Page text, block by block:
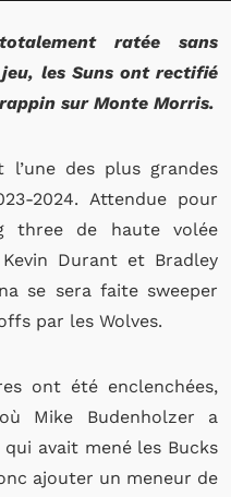
ratée sans
les Suns ont rectifié
sur Monte Morris.
l’une des plus grandes
2024. Attendue pour
de haute volée
Durant et Bradley
se sera faite sweeper
par les Wolves.
ont été enclenchées,
Mike Budenholzer a
qui avait mené les Bucks
ajouter un meneur de